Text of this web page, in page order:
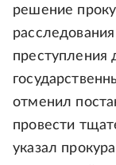
решение
отменил
провести
указал